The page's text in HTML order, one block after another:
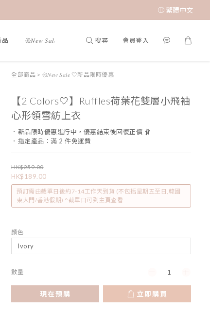
繁體中文
品 𑁍𝑁𝑒𝑤 𝑆𝑎𝑙𝑒 🤍新品限時優惠 限時成本價優惠 低至 $65
搜尋 會員登入
全部商品 > 𑁍𝑁𝑒𝑤 𝑆𝑎𝑙𝑒 🤍新品限時優惠
【2 Colors🤍】Ruffles荷葉花雙層小飛袖
心形領雪紡上衣
．新品限時優惠進行中，優惠結束後回復正價 🩰
．指定產品：滿 2 件免運費
HK$259.00
HK$189.00
預訂需由截單日後約7-14工作天到貨 (不包括星期五至日,韓國
東大門/香港假期) ^截單日可到主頁查看
顏色
數量
現在預購 立即購買